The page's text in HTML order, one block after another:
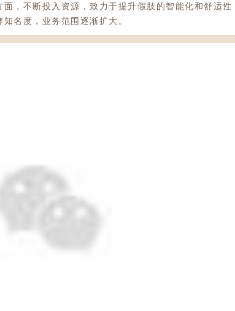
，不断投入资源，致力于提升假肢的智能化和舒适
名度，业务范围逐渐扩大。